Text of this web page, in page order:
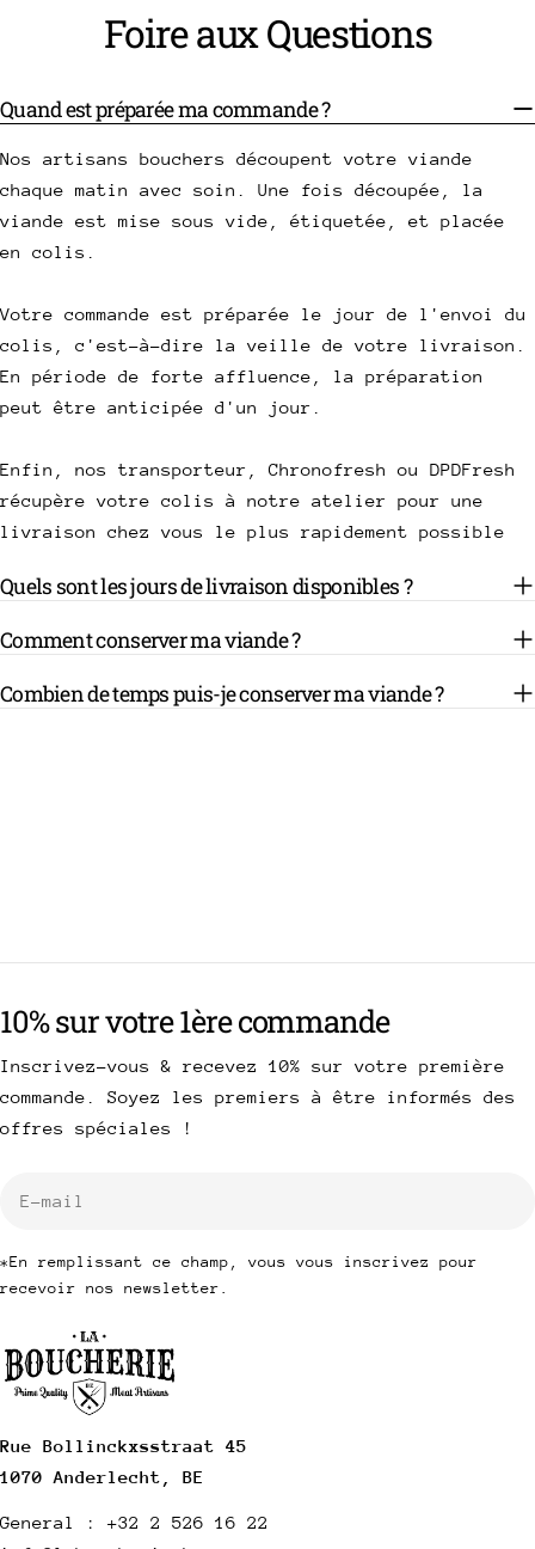
Foire aux Questions
Quand est préparée ma commande ?
Nos artisans bouchers découpent votre viande
chaque matin avec soin. Une fois découpée, la
viande est mise sous vide, étiquetée, et placée
en colis.
Votre commande est préparée le jour de l'envoi du
colis, c'est-à-dire la veille de votre livraison.
En période de forte affluence, la préparation
peut être anticipée d'un jour.
Enfin, nos transporteur, Chronofresh ou DPDFresh
récupère votre colis à notre atelier pour une
livraison chez vous le plus rapidement possible
Quels sont les jours de livraison disponibles ?
Comment conserver ma viande ?
Combien de temps puis-je conserver ma viande ?
Rue Bollinckxsstraat 45
1070 Anderlecht, BE
General : +32 2 526 16 22
10% sur votre 1ère commande
Inscrivez-vous & recevez 10% sur votre première
commande. Soyez les premiers à être informés des
offres spéciales !
*En remplissant ce champ, vous vous inscrivez pour
recevoir nos newsletter.